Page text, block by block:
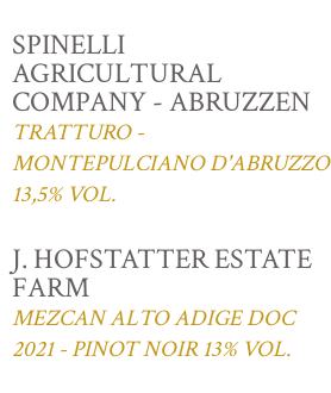
SPINELLI
AGRICULTURAL
COMPANY - ABRUZZEN
TRATTURO -
MONTEPULCIANO D'ABRUZZO
13,5% VOL.
J. HOFSTATTER ESTATE
FARM
MEZCAN ALTO ADIGE DOC
2021 - PINOT NOIR 13% VOL.